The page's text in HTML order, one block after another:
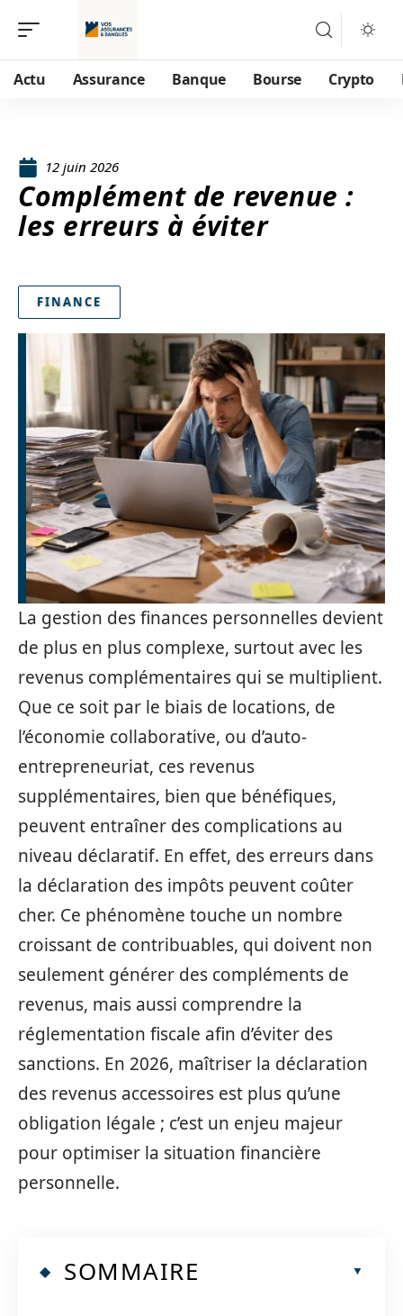
Actu Assurance Banque Bourse Crypto
12 juin 2026
Complément de revenue :
les erreurs à éviter
FINANCE
La gestion des finances personnelles devient
de plus en plus complexe, surtout avec les
revenus complémentaires qui se multiplient.
Que ce soit par le biais de locations, de
l’économie collaborative, ou d’auto-
entrepreneuriat, ces revenus
supplémentaires, bien que bénéfiques,
peuvent entraîner des complications au
niveau déclaratif. En effet, des erreurs dans
la déclaration des impôts peuvent coûter
cher. Ce phénomène touche un nombre
croissant de contribuables, qui doivent non
seulement générer des compléments de
revenus, mais aussi comprendre la
réglementation fiscale afin d’éviter des
sanctions. En 2026, maîtriser la déclaration
des revenus accessoires est plus qu’une
obligation légale ; c’est un enjeu majeur
pour optimiser la situation financière
personnelle.
SOMMAIRE